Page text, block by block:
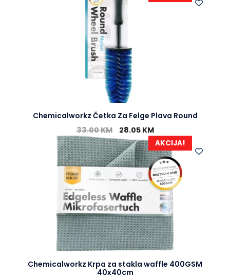
Chemicalworkz Četka Za Felge Plava Round
33.00KM 28.05 KM
AKCIJA!
Chemicalworkz Krpa za stakla waffle 400GSM
40x40cm